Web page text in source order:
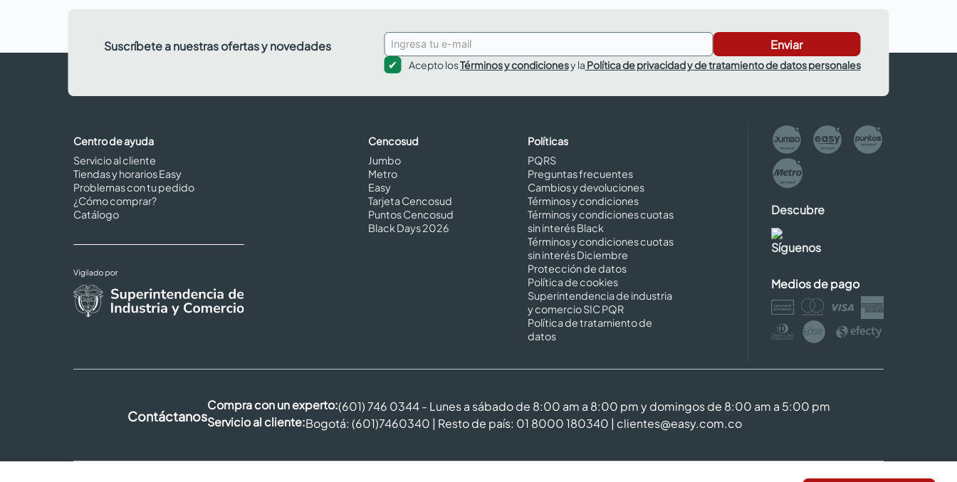
Suscríbete a nuestras ofertas y novedades Enviar
Acepto losTérminos y condicionesy la Política de privacidad y de tratamiento de datos personales
Centro de ayuda
Servicio al cliente
Tiendas y horarios Easy
Problemas con tu pedido
¿Cómo comprar?
Catálogo
Cencosud
Jumbo
Metro
Easy
Tarjeta Cencosud
Puntos Cencosud
Black Days 2026
Políticas
PQRS
Preguntas frecuentes
Cambios y devoluciones
Términos y condiciones
Términos y condiciones cuotas
sin interés Black
Términos y condiciones cuotas
sin interés Diciembre
Protección de datos
Política de cookies
Superintendencia de industria
y comercio SIC PQR
Política de tratamiento de
datos
Descubre
Síguenos
Medios de pago
Contáctanos
Compra con un experto:(601) 746 0344 - Lunes a sábado de 8:00 am a 8:00 pm y domingos de 8:00 am a 5:00 pm
Servicio al cliente:Bogotá: (601)7460340 | Resto de país: 01 8000 180340 | clientes@easy.com.co